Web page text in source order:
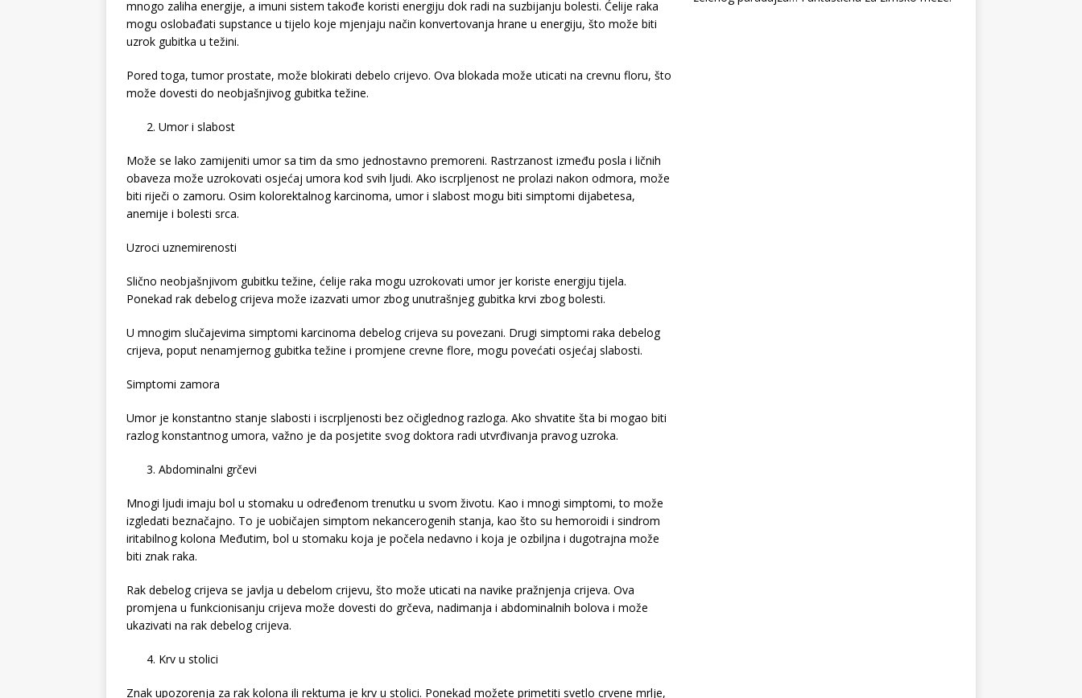
mnogo zaliha energije, a imuni sistem takođe koristi energiju dok radi na suzbijanju bolesti. Ćelije raka
mogu oslobađati supstance u tijelo koje mjenjaju način konvertovanja hrane u energiju, što može biti
uzrok gubitka u težini.
Pored toga, tumor prostate, može blokirati debelo crijevo. Ova blokada može uticati na crevnu floru, što
može dovesti do neobjašnjivog gubitka težine.
Umor i slabost
Može se lako zamijeniti umor sa tim da smo jednostavno premoreni. Rastrzanost između posla i ličnih
obaveza može uzrokovati osjećaj umora kod svih ljudi. Ako iscrpljenost ne prolazi nakon odmora, može
biti riječi o zamoru. Osim kolorektalnog karcinoma, umor i slabost mogu biti simptomi dijabetesa,
anemije i bolesti srca.
Uzroci uznemirenosti
Slično neobjašnjivom gubitku težine, ćelije raka mogu uzrokovati umor jer koriste energiju tijela.
Ponekad rak debelog crijeva može izazvati umor zbog unutrašnjeg gubitka krvi zbog bolesti.
U mnogim slučajevima simptomi karcinoma debelog crijeva su povezani. Drugi simptomi raka debelog
crijeva, poput nenamjernog gubitka težine i promjene crevne flore, mogu povećati osjećaj slabosti.
Simptomi zamora
Umor je konstantno stanje slabosti i iscrpljenosti bez očiglednog razloga. Ako shvatite šta bi mogao biti
razlog konstantnog umora, važno je da posjetite svog doktora radi utvrđivanja pravog uzroka.
Abdominalni grčevi
Mnogi ljudi imaju bol u stomaku u određenom trenutku u svom životu. Kao i mnogi simptomi, to može
izgledati beznačajno. To je uobičajen simptom nekancerogenih stanja, kao što su hemoroidi i sindrom
iritabilnog kolona Međutim, bol u stomaku koja je počela nedavno i koja je ozbiljna i dugotrajna može
biti znak raka.
Rak debelog crijeva se javlja u debelom crijevu, što može uticati na navike pražnjenja crijeva. Ova
promjena u funkcionisanju crijeva može dovesti do grčeva, nadimanja i abdominalnih bolova i može
ukazivati na rak debelog crijeva.
Krv u stolici
Znak upozorenja za rak kolona ili rektuma je krv u stolici. Ponekad možete primetiti svetlo crvene mrlje,